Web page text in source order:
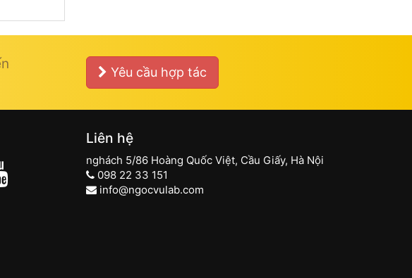
Yêu cầu hợp tác
Liên hệ
nghách 5/86 Hoàng Quốc Việt, Cầu Giấy, Hà Nội
098 22 33 151
info@ngocvulab.com